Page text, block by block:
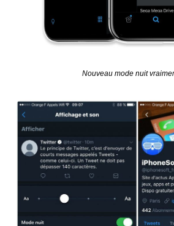
Nouveau mode nuit